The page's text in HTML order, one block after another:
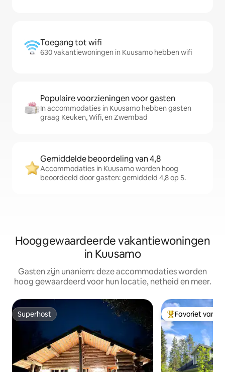
Toegang tot wifi
630 vakantiewoningen in Kuusamo hebben wifi
Populaire voorzieningen voor gasten
In accommodaties in Kuusamo hebben gasten
graag Keuken, Wifi, en Zwembad
Gemiddelde beoordeling van 4,8
Accommodaties in Kuusamo worden hoog
beoordeeld door gasten: gemiddeld 4,8 op 5.
Hooggewaardeerde vakantiewoningen
in Kuusamo
Gasten zijn unaniem: deze accommodaties worden
hoog gewaardeerd voor hun locatie, netheid en meer.
Superhost
Superhost Topfavoriet van
Favoriet van